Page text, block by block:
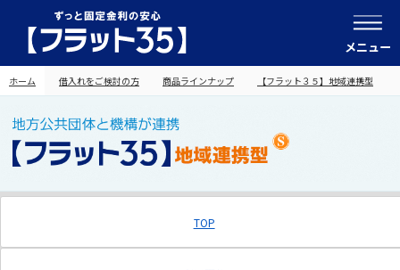
メニュー
ホーム 借入れをご検討の方 商品ラインナップ 【フラット３５】地域連携型
TOP